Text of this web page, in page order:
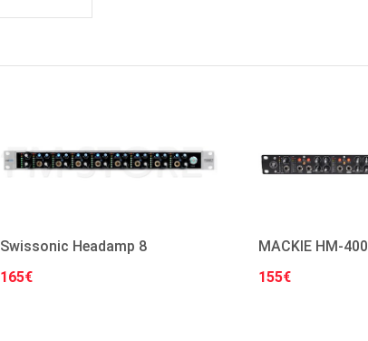
Swissonic Headamp 8
165€
MACKIE HM-400
155€